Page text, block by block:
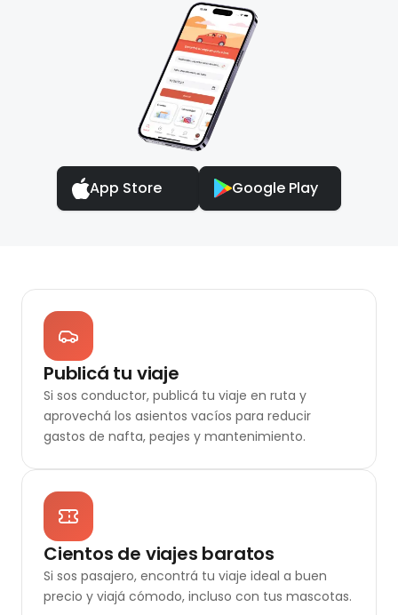
App Store Google Play
Publicá tu viaje
Si sos conductor, publicá tu viaje en ruta y
aprovechá los asientos vacíos para reducir
gastos de nafta, peajes y mantenimiento.
Cientos de viajes baratos
Si sos pasajero, encontrá tu viaje ideal a buen
precio y viajá cómodo, incluso con tus mascotas.